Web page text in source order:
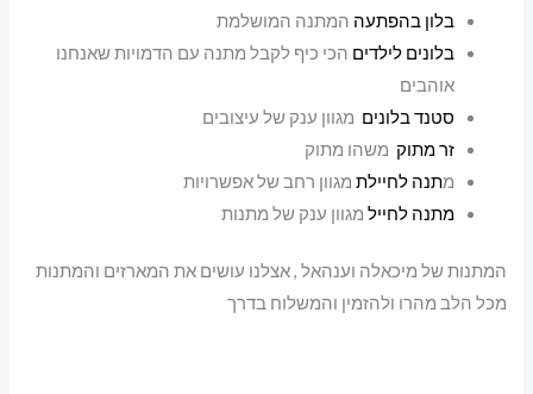
בלון בהפתעה המתנה המושלמת
בלונים לילדים הכי כיף לקבל מתנה עם הדמויות שאנחנו
אוהבים
סטנד בלונים מגוון ענק של עיצובים
זר מתוק משהו מתוק
מתנה לחיילת מגוון רחב של אפשרויות
מתנה לחייל מגוון ענק של מתנות
המתנות של מיכאלה וענהאל , אצלנו עושים את המארזים והמתנות
מכל הלב מהרו ולהזמין והמשלוח בדרך